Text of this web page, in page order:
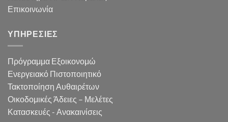
Επικοινωνία
ΥΠΗΡΕΣΙΕΣ
Πρόγραμμα Εξοικονομώ
Ενεργειακό Πιστοποιητικό
Τακτοποίηση Αυθαιρέτων
Οικοδομικές Άδειες – Μελέτες
Κατασκευές - Ανακαινίσεις